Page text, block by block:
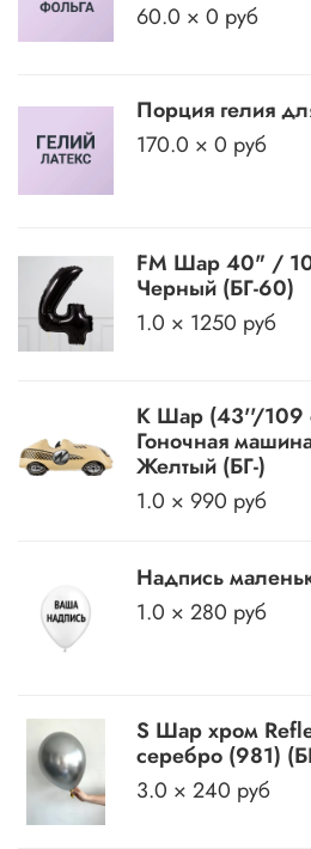
60.0 × 0 руб
Порция гелия
170.0 × 0 руб
FM Шар 40" /
Черный (БГ-60)
1.0 × 1250 руб
К Шар (43''/109
Гоночная
Желтый (БГ-)
1.0 × 990 руб
Надпись
1.0 × 280 руб
S Шар хром
серебро (981)
3.0 × 240 руб